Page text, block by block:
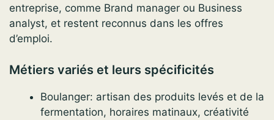
entreprise, comme Brand manager ou Business
analyst, et restent reconnus dans les offres
d’emploi.
Métiers variés et leurs spécificités
Boulanger: artisan des produits levés et de la
fermentation, horaires matinaux, créativité